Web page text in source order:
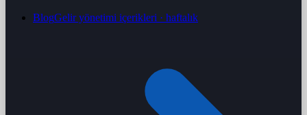
BlogGelir yönetimi içerikleri · haftalık